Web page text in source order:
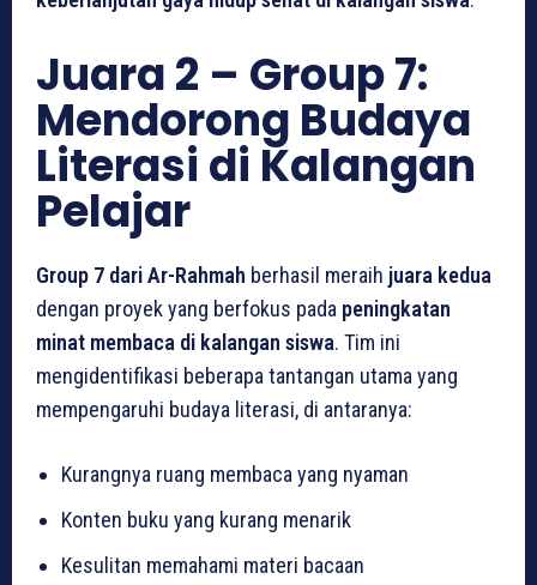
Juara 2 – Group 7:
Mendorong Budaya
Literasi di Kalangan
Pelajar
Group 7 dari Ar-Rahmah berhasil meraih juara kedua
dengan proyek yang berfokus pada peningkatan
minat membaca di kalangan siswa. Tim ini
mengidentifikasi beberapa tantangan utama yang
mempengaruhi budaya literasi, di antaranya:
Kurangnya ruang membaca yang nyaman
Konten buku yang kurang menarik
Kesulitan memahami materi bacaan